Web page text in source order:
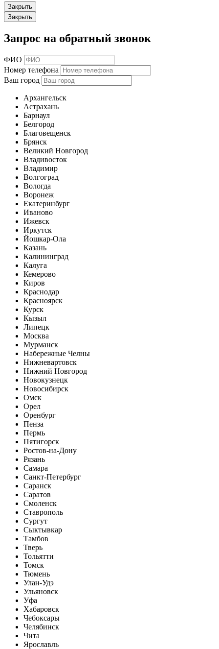
Закрыть
Закрыть
Запрос на обратный звонок
ФИО
Номер телефона
Ваш город
Архангельск
Астрахань
Барнаул
Белгород
Благовещенск
Брянск
Великий Новгород
Владивосток
Владимир
Волгоград
Вологда
Воронеж
Екатеринбург
Иваново
Ижевск
Иркутск
Йошкар-Ола
Казань
Калининград
Калуга
Кемерово
Киров
Краснодар
Красноярск
Курск
Кызыл
Липецк
Москва
Мурманск
Набережные Челны
Нижневартовск
Нижний Новгород
Новокузнецк
Новосибирск
Омск
Орел
Оренбург
Пенза
Пермь
Пятигорск
Ростов-на-Дону
Рязань
Самара
Санкт-Петербург
Саранск
Саратов
Смоленск
Ставрополь
Сургут
Сыктывкар
Тамбов
Тверь
Тольятти
Томск
Тюмень
Улан-Удэ
Ульяновск
Уфа
Хабаровск
Чебоксары
Челябинск
Чита
Ярославль